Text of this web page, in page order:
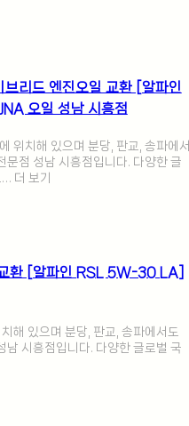
리드 엔진오일 교환 [알파인
오일 성남 시흥점
위치해 있으며 분당, 판교, 송파에서
문점 성남 시흥점입니다. 다양한 글
더 보기
환 [알파인 RSL 5W-30 LA]
해 있으며 분당, 판교, 송파에서도
남 시흥점입니다. 다양한 글로벌 국